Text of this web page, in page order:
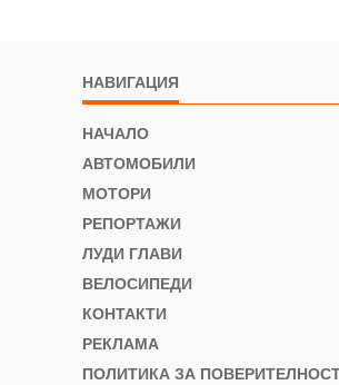
НАВИГАЦИЯ
НАЧАЛО
АВТОМОБИЛИ
МОТОРИ
РЕПОРТАЖИ
ЛУДИ ГЛАВИ
ВЕЛОСИПЕДИ
КОНТАКТИ
РЕКЛАМА
ПОЛИТИКА ЗА